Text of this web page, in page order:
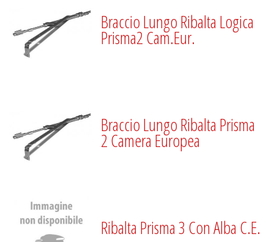
Braccio Lungo Ribalta Logica
Prisma2 Cam.Eur.
Braccio Lungo Ribalta Prisma
2 Camera Europea
Ribalta Prisma 3 Con Alba C.E.